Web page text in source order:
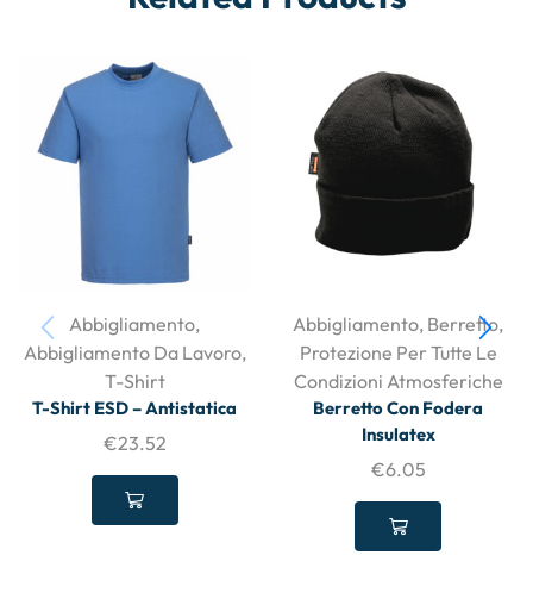
Abbigliamento,
Abbigliamento Da Lavoro,
T-Shirt
T-Shirt ESD – Antistatica
€23.52
Abbigliamento, Berretto,
Protezione Per Tutte Le
Condizioni Atmosferiche
Berretto Con Fodera
Insulatex
€6.05